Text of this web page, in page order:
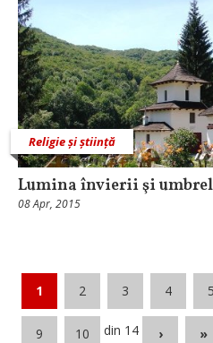
Religie și știință
Lumina învierii şi
08 Apr, 2015
1 2 3 4 5
9 10 din 14 › »